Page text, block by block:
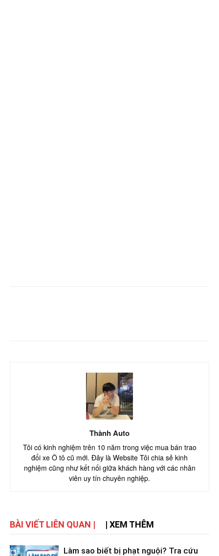
Thành Auto
Tôi có kinh nghiệm trên 10 năm trong việc mua bán trao
đổi xe Ô tô cũ mới. Đây là Website Tôi chia sẻ kinh
nghiệm cũng như kết nối giữa khách hàng với các nhân
viên uy tín chuyên nghiệp.
BÀI VIẾT LIÊN QUAN | | XEM THÊM
Làm sao biết bị phạt nguội? Tra cứu